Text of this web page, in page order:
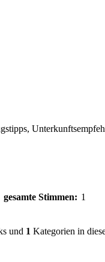
gesamte Stimmen: 1
und 1 Kategorien in